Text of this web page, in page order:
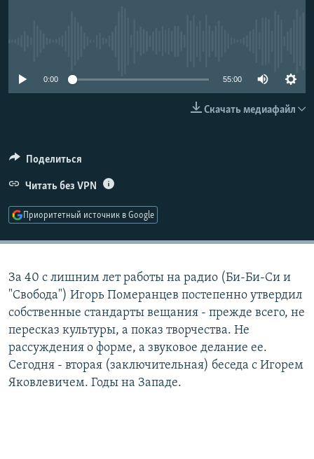
СОЦИАЛЬНЫЕ СЕТИ
0:00 55:00
Скачать медиафайл
Поделиться
Читать без VPN
Приоритетный источник в Google
За 40 с лишним лет работы на радио (Би-Би-Си и
"Свобода") Игорь Померанцев постепенно утвердил
собственные стандарты вещания - прежде всего, не
пересказ культуры, а показ творчества. Не
рассуждения о форме, а звуковое делание ее.
Сегодня - вторая (заключительная) беседа с Игорем
Яковлевичем. Годы на Западе.